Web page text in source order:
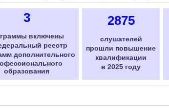
3
включены
реестр
дополнительного
образования
2875
слушателей
прошли повышение
квалификации
в 2025 году